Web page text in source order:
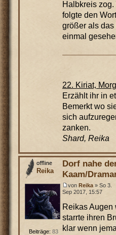
Halbkreis
folgte den
größer als
einmal
22. Kiriat,
Erzählt ihr in
Bemerkt wo
sich
zanken.
Shard, Reika
Dorf nahe
Kaam/
von Reika» So 3.
Sep 2017, 15:57
Reikas Augen
starrte ihren
klar wenn
Reika
Beiträge: 83